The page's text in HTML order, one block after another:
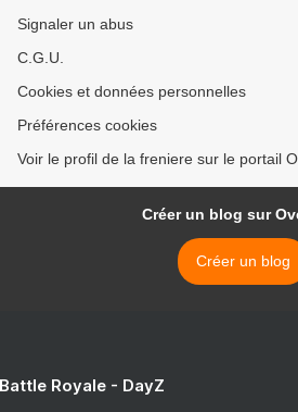
Signaler un abus
C.G.U.
Cookies et données personnelles
Préférences cookies
Voir le profil de la freniere sur le portail
Créer un blog sur
Créer un blog
Royale - DayZ